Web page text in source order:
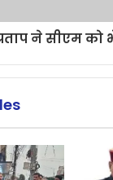
ने सीएम को